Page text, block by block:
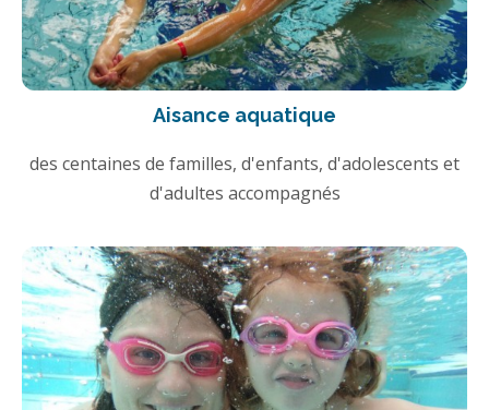
Aisance aquatique
des centaines de familles, d'enfants, d'adolescents et
d'adultes accompagnés